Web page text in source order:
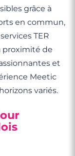
grâce à
en commun,
TER
proximité de
et
Meetic
variés.